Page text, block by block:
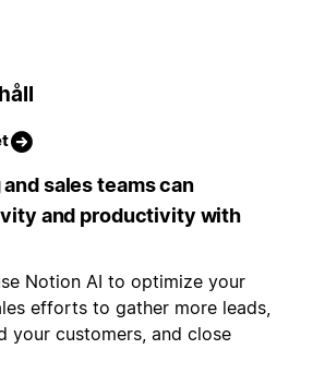
sales teams can
and productivity with
Notion AI to optimize your
efforts to gather more leads,
your customers, and close